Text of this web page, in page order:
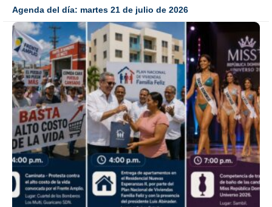
Agenda del día: martes 21 de julio de 2026